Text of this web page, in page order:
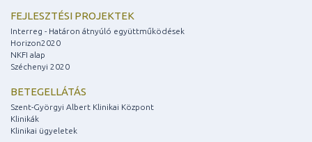
FEJLESZTÉSI PROJEKTEK
Interreg - Határon átnyúló együttműködések
Horizon2020
NKFI alap
Széchenyi 2020
BETEGELLÁTÁS
Szent-Györgyi Albert Klinikai Központ
Klinikák
Klinikai ügyeletek